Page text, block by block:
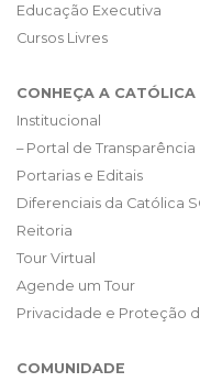
Educação Executiva
Cursos Livres
CONHEÇA A CATÓLICA
Institucional
– Portal de Transparência
Portarias e Editais
Diferenciais da Católica
Reitoria
Tour Virtual
Agende um Tour
Privacidade e Proteção
COMUNIDADE